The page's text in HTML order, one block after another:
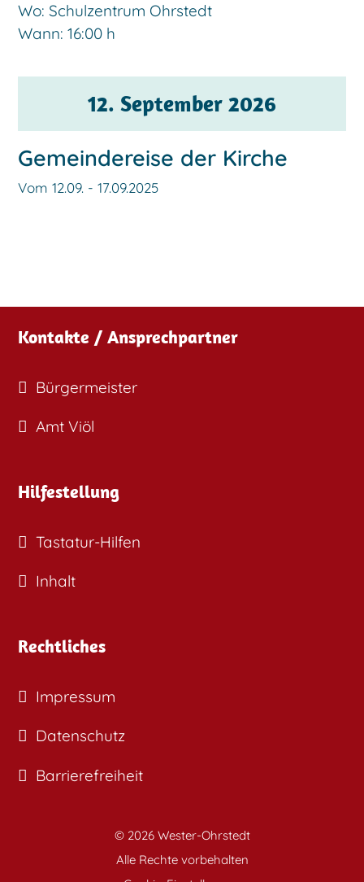
Wo: Schulzentrum Ohrstedt
Wann: 16:00 h
12. September 2026
Gemeindereise der Kirche
Vom 12.09. - 17.09.2025
Kontakte / Ansprechpartner
Bürgermeister
Amt Viöl
Hilfestellung
Tastatur-Hilfen
Inhalt
Rechtliches
Impressum
Datenschutz
Barrierefreiheit
© 2026 Wester-Ohrstedt
Alle Rechte vorbehalten